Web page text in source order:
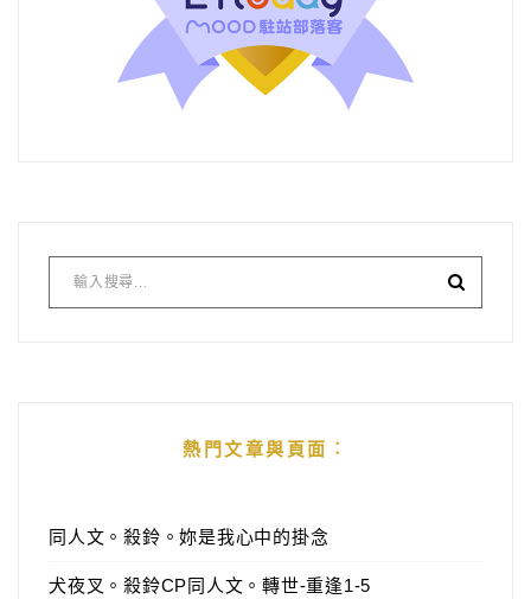
熱門文章與頁面︰
同人文。殺鈴。妳是我心中的掛念
犬夜叉。殺鈴CP同人文。轉世-重逢1-5